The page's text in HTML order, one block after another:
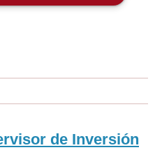
de Inversión